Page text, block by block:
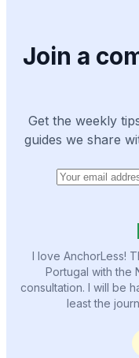
Join a
Get the weekly
guides we share
I love AnchorLess!
Portugal with the
consultation. I will be
least the